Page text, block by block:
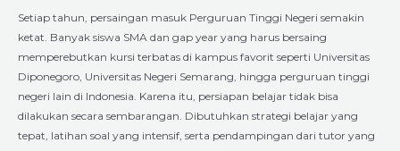
Setiap tahun, persaingan masuk Perguruan Tinggi Negeri semakin
ketat. Banyak siswa SMA dan gap year yang harus bersaing
memperebutkan kursi terbatas di kampus favorit seperti Universitas
Diponegoro, Universitas Negeri Semarang, hingga perguruan tinggi
negeri lain di Indonesia. Karena itu, persiapan belajar tidak bisa
dilakukan secara sembarangan. Dibutuhkan strategi belajar yang
tepat, latihan soal yang intensif, serta pendampingan dari tutor yang